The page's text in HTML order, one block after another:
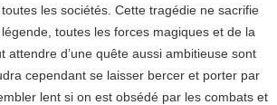
les sociétés. Cette tragédie ne sacrifie
toutes les forces magiques et de la
attendre d’une quête aussi ambitieuse sont
cependant se laisser bercer et porter par
lent si on est obsédé par les combats et